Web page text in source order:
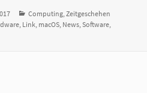
Kategorien
Computing Zeitgeschehen
Link macOS News ,Software